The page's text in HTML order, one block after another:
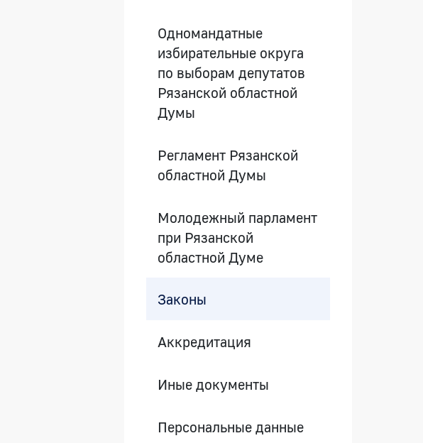
Одномандатные
избирательные округа
по выборам депутатов
Рязанской областной
Думы
Регламент Рязанской
областной Думы
Молодежный парламент
при Рязанской
областной Думе
Законы
Аккредитация
Иные документы
Персональные данные